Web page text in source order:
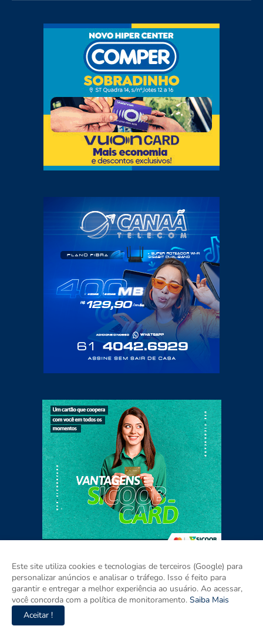
Copyright ©
Home Sobre Contato Mídia Kit
Este site utiliza cookies e tecnologias de terceiros (Google) para
personalizar anúncios e analisar o tráfego. Isso é feito para
garantir e entregar a melhor experiência ao usuário. Ao acessar,
você concorda com a política de monitoramento. Saiba Mais
Aceitar !